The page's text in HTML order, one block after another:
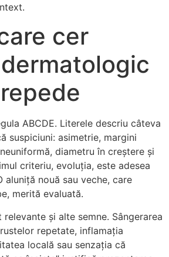
cer
ABCDE. Literele descriu câteva
suspiciuni: asimetrie, margini
diametru în creștere și
criteriu, evoluția, este adesea
aluniță nouă sau veche, care
merită evaluată.
și alte semne. Sângerarea
repetate, inflamația
locală sau senzația că